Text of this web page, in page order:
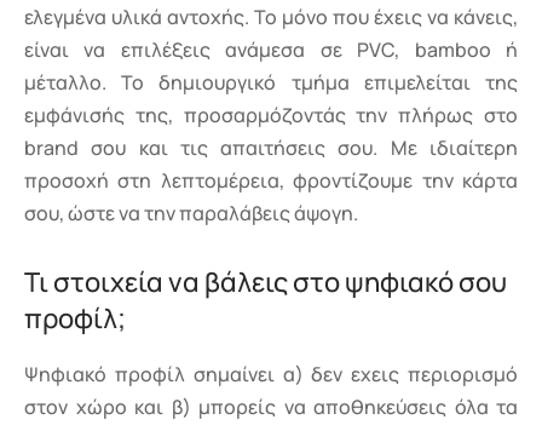
ελεγμένα υλικά αντοχής. Το μόνο που έχεις να κάνεις,
είναι να επιλέξεις ανάμεσα σε PVC, bamboo ή
μέταλλο. Το δημιουργικό τμήμα επιμελείται της
εμφάνισής της, προσαρμόζοντάς την πλήρως στο
brand σου και τις απαιτήσεις σου. Με ιδιαίτερη
προσοχή στη λεπτομέρεια, φροντίζουμε την κάρτα
σου, ώστε να την παραλάβεις άψογη.
Τι στοιχεία να βάλεις στο ψηφιακό σου
προφίλ;
Ψηφιακό προφίλ σημαίνει α) δεν εχεις περιορισμό
στον χώρο και β) μπορείς να αποθηκεύσεις όλα τα